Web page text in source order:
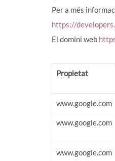
Per a més
https://
El domini web
Propietat
www.google.com
www.google.com
www.google.com